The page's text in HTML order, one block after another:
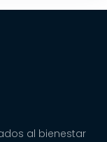
al bienestar